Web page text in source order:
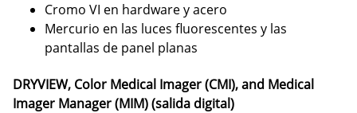
Cromo VI en hardware y acero
Mercurio en las luces fluorescentes y las
pantallas de panel planas
DRYVIEW, Color Medical Imager (CMI), and Medical
Imager Manager (MIM) (salida digital)